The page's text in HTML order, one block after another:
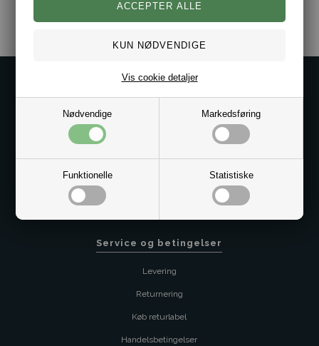
Nødvendige Markedsføring
Funktionelle Statistiske
Vis cookie detaljer
Kontakt os på
Kundeservice@bestman.dk
Profil
Service og betingelser
Levering
Returnering
Køb returlabel
Handelsbetingelser